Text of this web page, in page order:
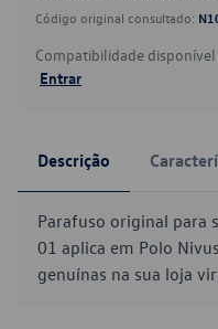
Código original consultado:
Compatibilidade
Entrar
Descrição
Parafuso original para
01 aplica em Polo
genuínas na sua loja